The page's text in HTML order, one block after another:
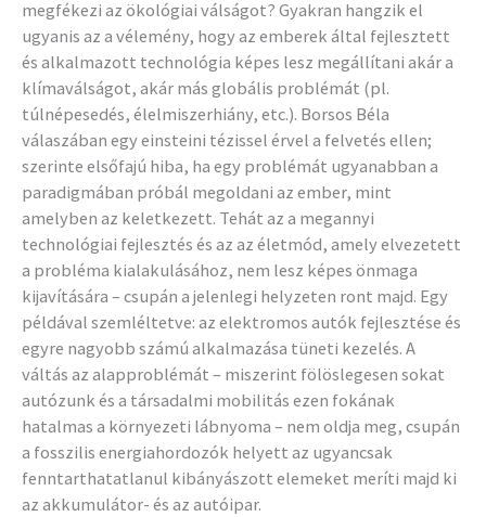
megfékezi az ökológiai válságot? Gyakran hangzik el
ugyanis az a vélemény, hogy az emberek által fejlesztett
és alkalmazott technológia képes lesz megállítani akár a
klímaválságot, akár más globális problémát (pl.
túlnépesedés, élelmiszerhiány, etc.). Borsos Béla
válaszában egy einsteini tézissel érvel a felvetés ellen;
szerinte elsőfajú hiba, ha egy problémát ugyanabban a
paradigmában próbál megoldani az ember, mint
amelyben az keletkezett. Tehát az a megannyi
technológiai fejlesztés és az az életmód, amely elvezetett
a probléma kialakulásához, nem lesz képes önmaga
kijavítására – csupán a jelenlegi helyzeten ront majd. Egy
példával szemléltetve: az elektromos autók fejlesztése és
egyre nagyobb számú alkalmazása tüneti kezelés. A
váltás az alapproblémát – miszerint fölöslegesen sokat
autózunk és a társadalmi mobilitás ezen fokának
hatalmas a környezeti lábnyoma – nem oldja meg, csupán
a fosszilis energiahordozók helyett az ugyancsak
fenntarthatatlanul kibányászott elemeket meríti majd ki
az akkumulátor- és az autóipar.